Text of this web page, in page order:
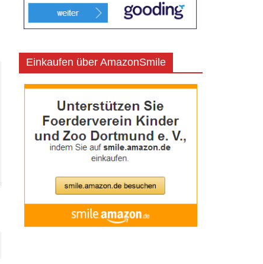
Einkaufen über AmazonSmile